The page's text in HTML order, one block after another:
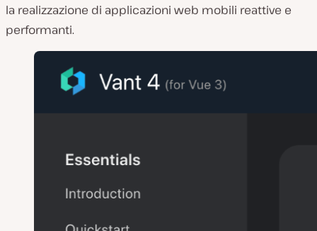
la realizzazione di applicazioni web mobili reattive e
performanti.